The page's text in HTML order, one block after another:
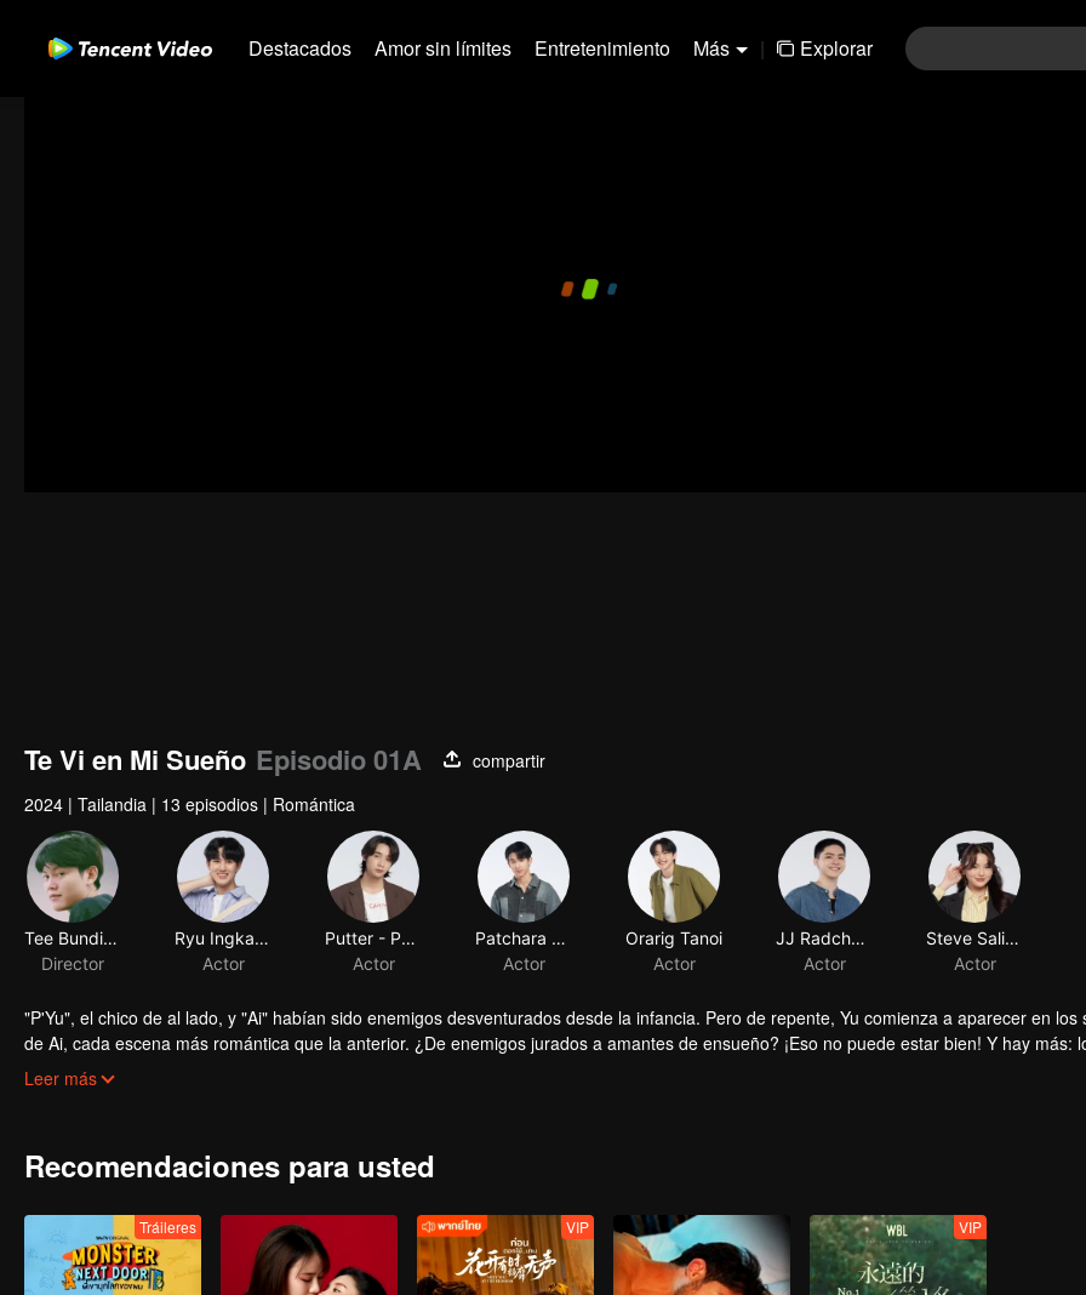
Destacados Amor sin límites Entretenimiento Más | Explorar
Te Vi en Mi Sueño Episodio 01A
compartir
2024 | Tailandia | 13 episodios | Romántica
Tee Bundit Sintanaparadee
Director
Ryu Ingkarat Damrongsakkul
Actor
Putter - Phubase Pratumrat
Actor
Patchara Silapasoonthorn
Actor
Orarig Tanoi
Actor
JJ Radchapon Phornpinit
Actor
Steve Salisa Jaroenkijnumchok
Actor
"P'Yu", el chico de al lado, y "Ai" habían sido enemigos desventurados desde la infancia. Pero de repente, Yu comienza a aparecer en los
de Ai, cada escena más romántica que la anterior. ¿De enemigos jurados a amantes de ensueño? ¡Eso no puede estar bien! Y hay más:
sueños de Ai están empezando a hacerse realidad. ¿Qué diablos está pasando?
Desvela el encantador misterio de los sueños de Ai en 'Te vi en mi sueño'.
Leer más
Recomendaciones para usted
Tráileres VIP VIP